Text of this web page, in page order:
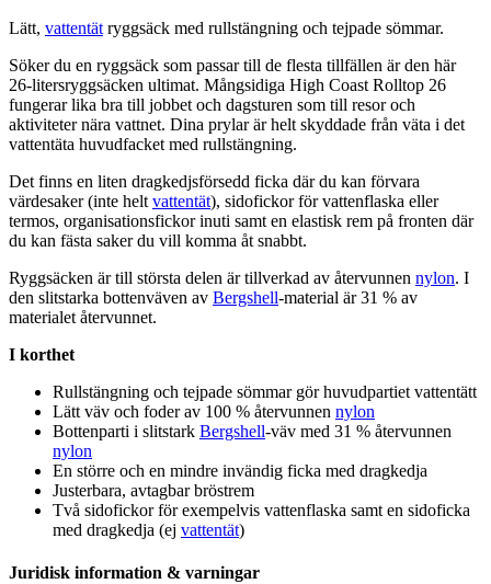
Lätt, vattentät ryggsäck med rullstängning och tejpade sömmar.
Söker du en ryggsäck som passar till de flesta tillfällen är den här
26-litersryggsäcken ultimat. Mångsidiga High Coast Rolltop 26
fungerar lika bra till jobbet och dagsturen som till resor och
aktiviteter nära vattnet. Dina prylar är helt skyddade från väta i det
vattentäta huvudfacket med rullstängning.
Det finns en liten dragkedjsförsedd ficka där du kan förvara
värdesaker (inte helt vattentät), sidofickor för vattenflaska eller
termos, organisationsfickor inuti samt en elastisk rem på fronten där
du kan fästa saker du vill komma åt snabbt.
Ryggsäcken är till största delen är tillverkad av återvunnen nylon. I
den slitstarka bottenväven av Bergshell-material är 31 % av
materialet återvunnet.
I korthet
Rullstängning och tejpade sömmar gör huvudpartiet vattentätt
Lätt väv och foder av 100 % återvunnen nylon
Bottenparti i slitstark Bergshell-väv med 31 % återvunnen
nylon
En större och en mindre invändig ficka med dragkedja
Justerbara, avtagbar bröstrem
Två sidofickor för exempelvis vattenflaska samt en sidoficka
med dragkedja (ej vattentät)
Juridisk information & varningar